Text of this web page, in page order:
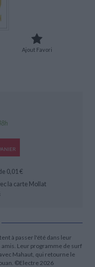
Littérature ancienne et médiévale
Audio - Livres lus
Histoire des pays
Ajout Favori
0,01 €
la carte Mollat
à passer l'été dans leur
Leur programme de surf
Mahaut, qui retourne le
©Electre 2026